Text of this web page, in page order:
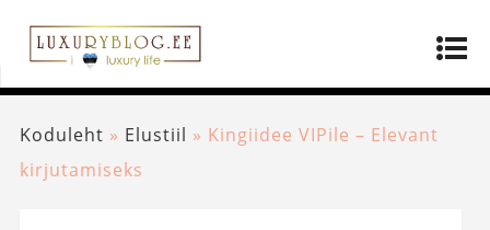
Koduleht » Elustiil » Kingiidee VIPile – Elevant
kirjutamiseks